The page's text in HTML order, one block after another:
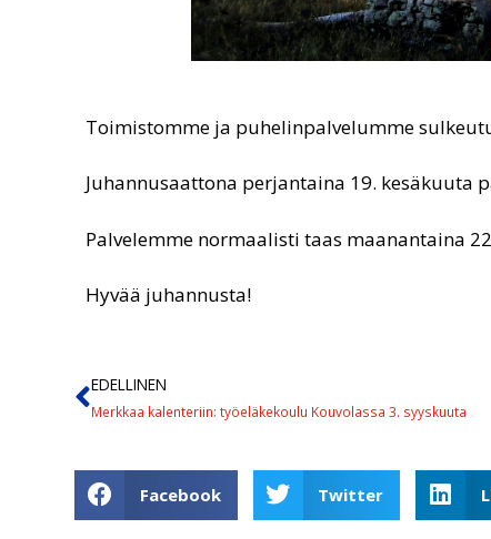
Toimistomme ja puhelinpalvelumme
Juhannusaattona perjantaina 19. kesäkuuta
Palvelemme normaalisti taas maanantaina
Hyvää juhannusta!
EDELLINEN
Merkkaa kalenteriin: työeläkekoulu Kouvolassa 3. syyskuuta
Facebook Twitter